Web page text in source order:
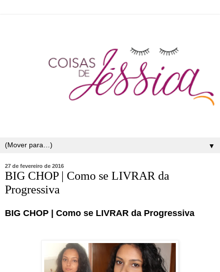
▼
27 de fevereiro de 2016
BIG CHOP | Como se LIVRAR da
Progressiva
BIG CHOP | Como se LIVRAR da Progressiva